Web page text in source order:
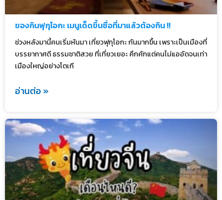
ของกินฟุกุโอกะ เมนูเด็ดขึ้นชื่อที่มาแล้วต้องกิน !!
ช่วงหลังมานี้คนเริ่มหันมา เที่ยวฟุกุโอกะ กันมากขึ้น เพราะเป็นเมืองที่
บรรยากาศดี ธรรมชาติสวย ที่เที่ยวเยอะ คึกคักแต่คนไม่แออัดจนเท่า
เมืองใหญ่อย่างโตเกี
อ่านต่อ »